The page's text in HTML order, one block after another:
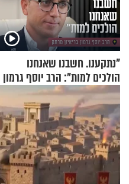
"נתקענו. חשבנו שאנחנו
הולכים למות": הרב יוסף גרמון
בריאיון מרתק